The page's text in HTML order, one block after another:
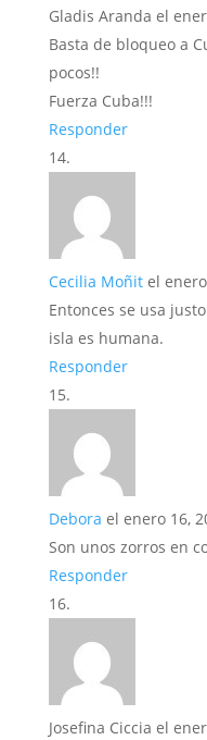
Gladis Aranda el
Basta de bloqueo a
pocos!!
Fuerza Cuba!!!
Responder
Cecilia Moñit el
Entonces se usa
isla es humana.
Responder
Debora el enero 16,
Son unos zorros en
Responder
Josefina Ciccia el